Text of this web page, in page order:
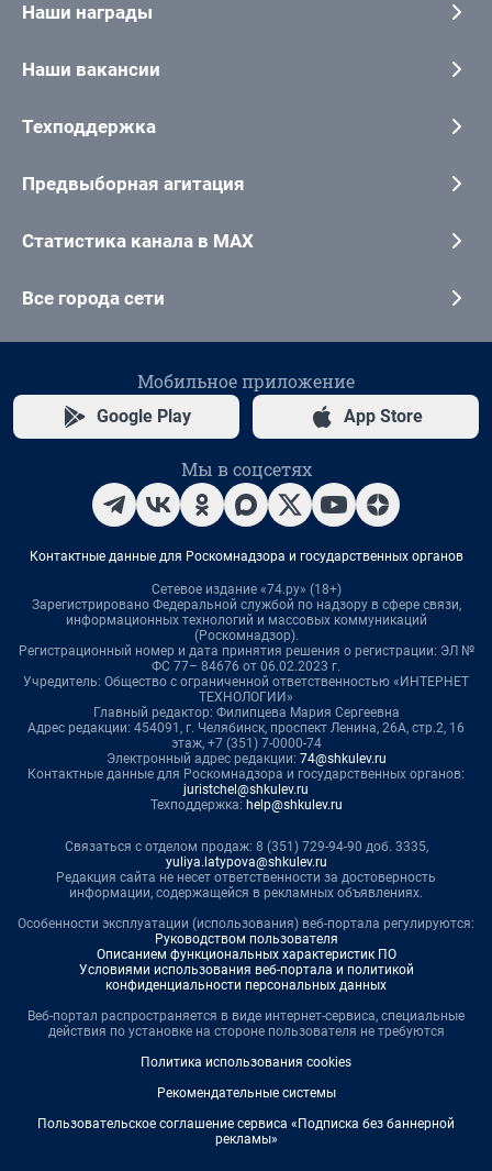
Наши награды
Наши вакансии
Техподдержка
Предвыборная агитация
Статистика канала в MAX
Все города сети
Мобильное приложение
Google Play App Store
Мы в соцсетях
Контактные данные для Роскомнадзора и государственных органов
Сетевое издание «74.ру» (18+)
Зарегистрировано Федеральной службой по надзору в сфере связи,
информационных технологий и массовых коммуникаций
(Роскомнадзор).
Регистрационный номер и дата принятия решения о регистрации: ЭЛ №
ФС 77– 84676 от 06.02.2023 г.
Учредитель: Общество с ограниченной ответственностью «ИНТЕРНЕТ
ТЕХНОЛОГИИ»
Главный редактор: Филипцева Мария Сергеевна
Адрес редакции: 454091, г. Челябинск, проспект Ленина, 26А, стр.2, 16
этаж, +7 (351) 7-0000-74
Электронный адрес редакции: 74@shkulev.ru
Контактные данные для Роскомнадзора и государственных органов:
juristchel@shkulev.ru
Техподдержка: help@shkulev.ru
Связаться с отделом продаж: 8 (351) 729-94-90 доб. 3335,
yuliya.latypova@shkulev.ru
Редакция сайта не несет ответственности за достоверность
информации, содержащейся в рекламных объявлениях.
Особенности эксплуатации (использования) веб-портала регулируются:
Руководством пользователя
Описанием функциональных характеристик ПО
Условиями использования веб-портала и политикой
конфиденциальности персональных данных
Веб-портал распространяется в виде интернет-сервиса, специальные
действия по установке на стороне пользователя не требуются
Политика использования cookies
Рекомендательные системы
Пользовательское соглашение сервиса «Подписка без баннерной
рекламы»